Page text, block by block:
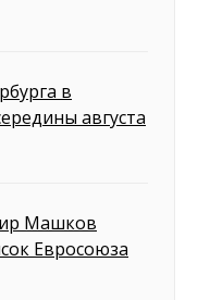
в
августа
Машков
Евросоюза